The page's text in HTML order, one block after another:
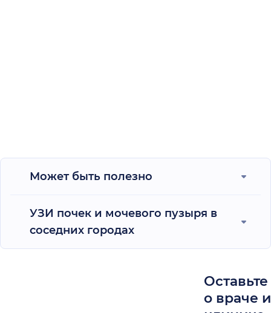
Может быть полезно
УЗИ почек и мочевого пузыря в
соседних городах
о враче